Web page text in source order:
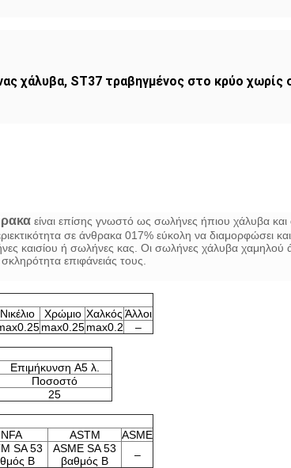
χάλυβα, ST37 τραβηγμένος στο κρύο χωρίς
είναι επίσης γνωστό ως σωλήνες ήπιου χάλυβα και
σε άνθρακα 017% εύκολη να διαμορφώσει
καισίου ή σωλήνες κας. Οι σωλήνες χάλυβα χαμηλού
επιφάνειάς τους.
Νικέλιο Χρώμιο Χαλκός Άλλοι
max0.25 max0.2 –
Επιμήκυνση A5 λ.
Ποσοστό
25
NFA ASTM
ASME
SA 53
Β
ASME SA 53
βαθμός Β
–